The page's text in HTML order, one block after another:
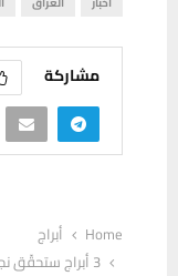
مشاركة
Home
أبراج
3 أبراج ستحقّق نجاحات وإنجازات مهنيّة… هل برجك منها؟